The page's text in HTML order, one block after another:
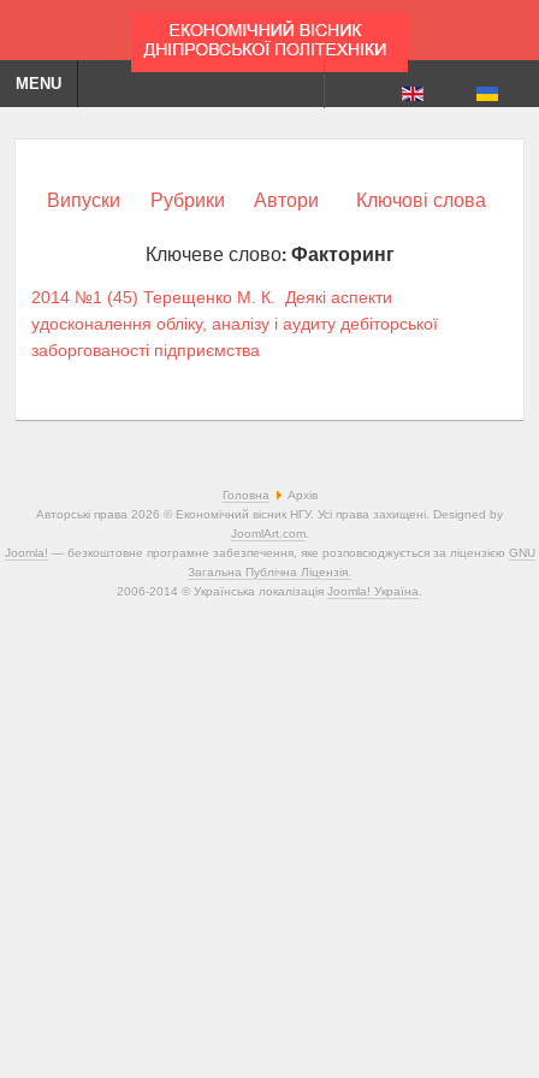
MENU
Випуски Рубрики Автори Ключові слова
Ключеве слово:Факторинг
2014 №1 (45) Терещенко М. К.
Деякі аспекти
удосконалення обліку, аналізу і аудиту дебіторської
заборгованості підприємства
Головна
Архів
Авторські права 2026 © Економічний вісник НГУ. Усі права захищені. Designed by
JoomlArt.com.
Joomla! — безкоштовне програмне забезпечення, яке розповсюджується за ліцензією GNU
Загальна Публічна Ліцензія.
2006-2014 © Українська локалізація Joomla! Україна